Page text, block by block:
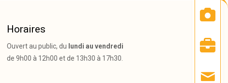
Horaires
Ouvert au public, du lundi au vendredi
de 9h00 à 12h00 et de 13h30 à 17h30.